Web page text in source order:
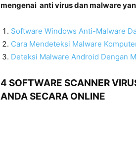
mengenai anti virus dan malware
Software Windows Anti-Malware
Cara Mendeteksi Malware
Deteksi Malware Android Dengan
4 SOFTWARE SCANNER
ANDA SECARA ONLINE